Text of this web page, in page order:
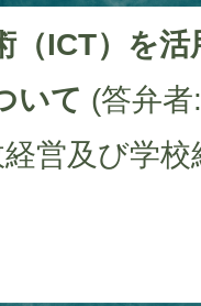
（ICT）を
いて​ (答弁
営及び学